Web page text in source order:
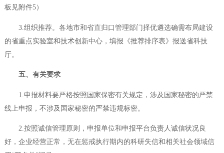
板见附件5）
3.组织推荐。各地市和省直归口管理部门择优遴选确需布局建设
的省重点实验室和技术创新中心，填报《推荐排序表》报送省科技
厅。
五、有关要求
1.申报材料要严格按照国家保密有关规定，涉及国家秘密的严禁
线上申报，不涉及国家秘密的严禁违规标密。
2.按照诚信管理原则，申报单位和申报平台负责人诚信状况良
好，企业经营正常，无在惩戒执行期内的科研失信和相关社会领域信